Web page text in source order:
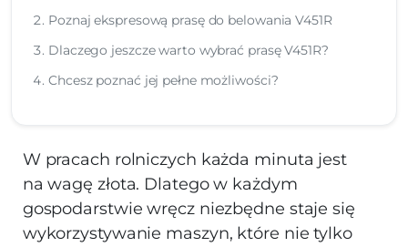
Poznaj ekspresową prasę do belowania V451R
Dlaczego jeszcze warto wybrać prasę V451R?
Chcesz poznać jej pełne możliwości?
W pracach rolniczych każda minuta jest
na wagę złota. Dlatego w każdym
gospodarstwie wręcz niezbędne staje się
wykorzystywanie maszyn, które nie tylko